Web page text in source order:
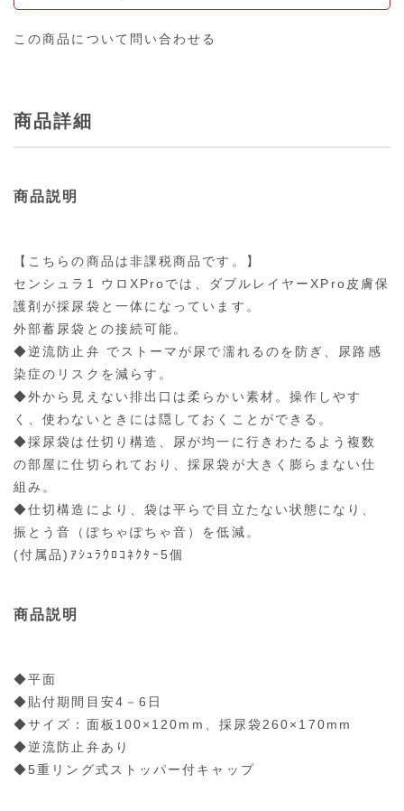
この商品について問い合わせる
商品詳細
商品説明
【こちらの商品は非課税商品です。】
センシュラ1 ウロXProでは、ダブルレイヤーXPro皮膚保
護剤が採尿袋と一体になっています。
外部蓄尿袋との接続可能。
◆逆流防止弁 でストーマが尿で濡れるのを防ぎ、尿路感
染症のリスクを減らす。
◆外から見えない排出口は柔らかい素材。操作しやす
く、使わないときには隠しておくことができる。
◆採尿袋は仕切り構造、尿が均一に行きわたるよう複数
の部屋に仕切られており、採尿袋が大きく膨らまない仕
組み。
◆仕切構造により、袋は平らで目立たない状態になり、
振とう音（ぽちゃぽちゃ音）を低減。
(付属品)ｱｼｭﾗｳﾛｺﾈｸﾀｰ5個
商品説明
◆平面
◆貼付期間目安4－6日
◆サイズ：面板100×120mm、採尿袋260×170mm
◆逆流防止弁あり
◆5重リング式ストッパー付キャップ